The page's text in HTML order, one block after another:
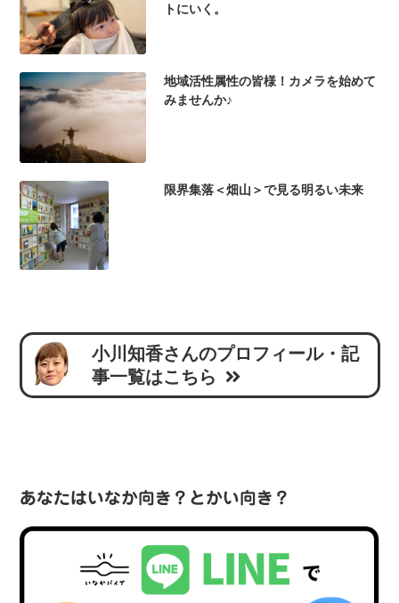
トにいく。
地域活性属性の皆様！カメラを始めて
みませんか♪
限界集落＜畑山＞で見る明るい未来
小川知香さんのプロフィール・記
事一覧はこちら
あなたはいなか向き？とかい向き？